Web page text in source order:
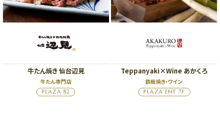
牛たん焼き 仙台辺見
牛たん専門店
PLAZA B2
Teppanyaki×Wine あかくろ
鉄板焼き・ワイン
PLAZA ENT 7F